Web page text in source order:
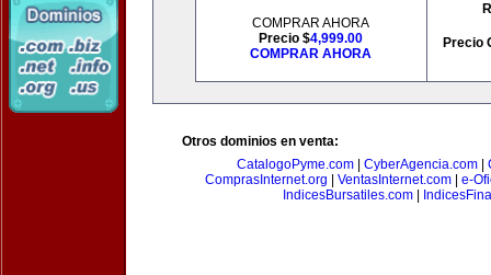
COMPRAR AHORA
Precio $4,999.00
COMPRAR AHORA
Precio
Otros dominios en venta:
CatalogoPyme.com
CyberAgencia.com
ComprasInternet.org
VentasInternet.com| e-
IndicesBursatiles.com|